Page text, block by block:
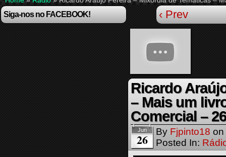
Siga-nos no FACEBOOK! ‹ Prev
Ricardo
– Mais um
Comercial –
Jun
26 By Fjpinto18 on
Posted In: